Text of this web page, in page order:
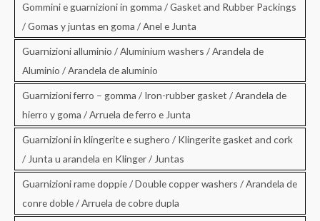
Gommini e guarnizioni in gomma / Gasket and Rubber Packings
/ Gomas y juntas en goma / Anel e Junta
Guarnizioni alluminio / Aluminium washers / Arandela de
Aluminio / Arandela de aluminio
Guarnizioni ferro – gomma / Iron-rubber gasket / Arandela de
hierro y goma / Arruela de ferro e Junta
Guarnizioni in klingerite e sughero / Klingerite gasket and cork
/ Junta u arandela en Klinger / Juntas
Guarnizioni rame doppie / Double copper washers / Arandela de
conre doble / Arruela de cobre dupla